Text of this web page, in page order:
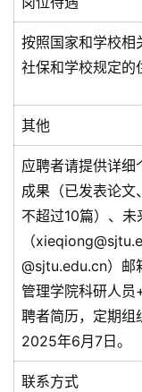
按照国家和学校相
社保和学校规定的
其他
应聘者请提供详细
成果（已发表论文
不超过10篇）、
（
@sjtu.edu.cn）邮
管理学院科研人员
聘者简历，定期组
2025年6月7日。
联系方式